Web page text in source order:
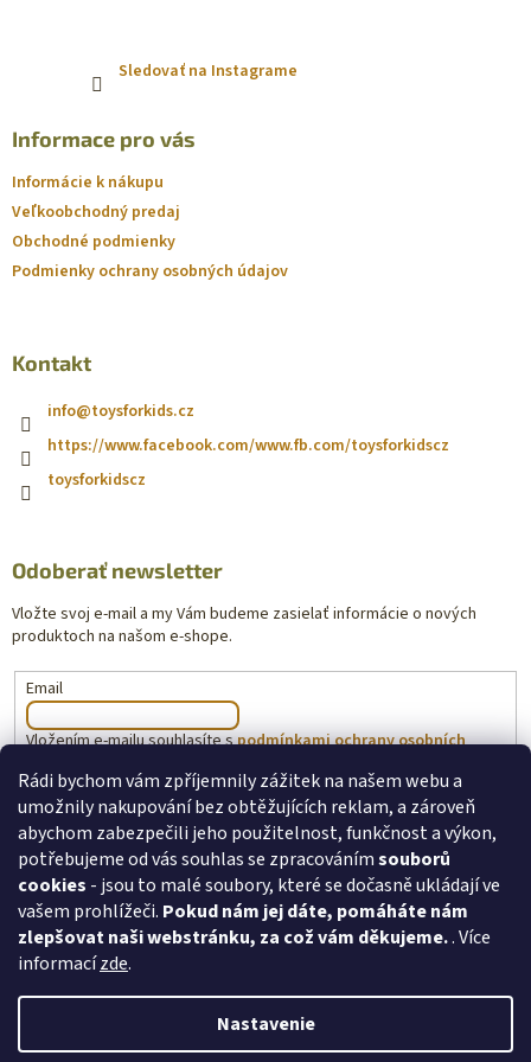
Rádi bychom vám zpříjemnily zážitek na našem webu a
umožnily nakupování bez obtěžujících reklam, a zároveň
abychom zabezpečili jeho použitelnost, funkčnost a výkon,
potřebujeme od vás souhlas se zpracovánímsouborů
cookies - jsou to malé soubory, které se dočasně ukládají ve
vašem prohlížeči. Pokud nám jej dáte, pomáháte nám
zlepšovat naši webstránku, za což vám děkujeme.. Více
informacízde.
Nastavenie
Sledovať na Instagrame
Informace pro vás
Informácie k nákupu
Veľkoobchodný predaj
Obchodné podmienky
Podmienky ochrany osobných údajov
Kontakt
info@toysforkids.cz
https://www.facebook.com/www.fb.com/toysforkidscz
toysforkidscz
Odoberať newsletter
Vložte svoj e-mail a my Vám budeme zasielať informácie o nových
produktoch na našom e-shope.
Email
Vložením e-mailu souhlasíte spodmínkami ochrany osobních
PRIHLÁSIŤ SA
toysforkids.cz Ochrana osobních údajů